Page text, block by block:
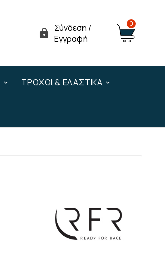
 Σύνδεση /
Εγγραφή
0
ΤΡΟΧΟΊ & ΕΛΑΣΤΙΚΆ